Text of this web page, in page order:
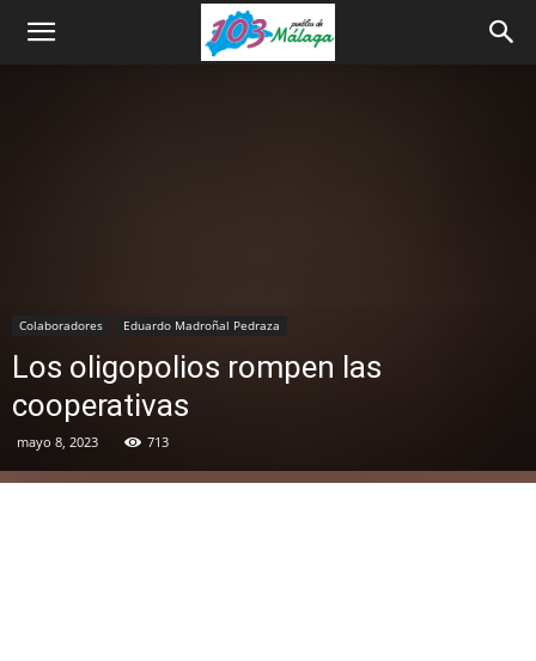
Colaboradores Eduardo Madroñal Pedraza
Los oligopolios rompen las
cooperativas
mayo 8, 2023 713